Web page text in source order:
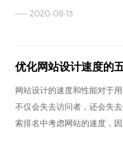
—— 2020-08-13
优化网站设计速度的
网站设计的速度和性能对于
不仅会失去访问者，还会失
索排名中考虑网站的速度，因